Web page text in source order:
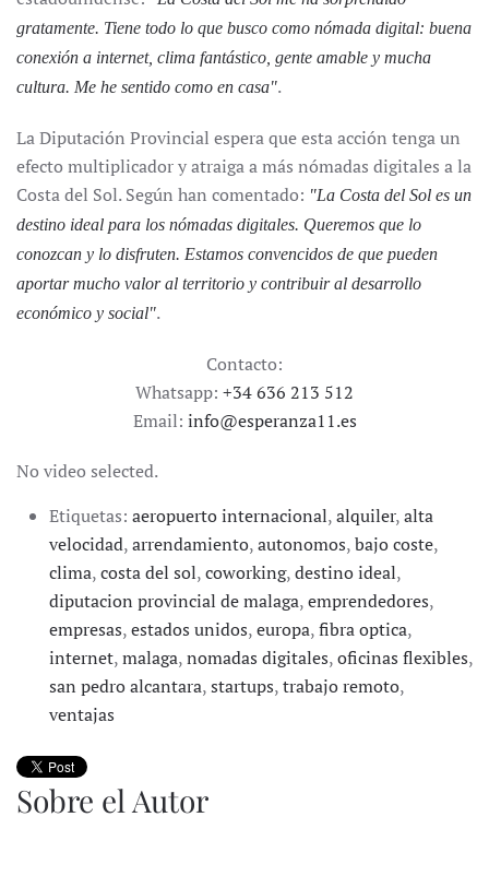
gratamente. Tiene todo lo que busco como nómada digital: buena
conexión a internet, clima fantástico, gente amable y mucha
cultura. Me he sentido como en casa".
La Diputación Provincial espera que esta acción tenga un
efecto multiplicador y atraiga a más nómadas digitales a la
Costa del Sol. Según han comentado: "La Costa del Sol es un
destino ideal para los nómadas digitales. Queremos que lo
conozcan y lo disfruten. Estamos convencidos de que pueden
aportar mucho valor al territorio y contribuir al desarrollo
económico y social".
Contacto:
Whatsapp: +34 636 213 512
Email: info@esperanza11.es
No video selected.
Etiquetas: aeropuerto internacional,alquiler,alta
velocidad,arrendamiento,autonomos,bajo coste,
clima,costa del sol,coworking,destino ideal,
diputacion provincial de malaga,emprendedores,
empresas,estados unidos,europa,fibra optica,
internet,malaga,nomadas digitales,oficinas flexibles,
san pedro alcantara,startups,trabajo remoto,
ventajas
Sobre el Autor